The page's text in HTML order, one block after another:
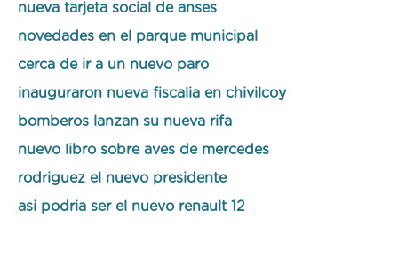
nueva tarjeta social de anses
novedades en el parque municipal
cerca de ir a un nuevo paro
inauguraron nueva fiscalia en chivilcoy
bomberos lanzan su nueva rifa
nuevo libro sobre aves de mercedes
rodriguez el nuevo presidente
asi podria ser el nuevo renault 12